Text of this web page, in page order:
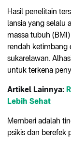
Hasil penelitain
lansia yang selalu
massa tubuh
rendah ketimbang
sukarelawan.
untuk terkena
Artikel Lainnya:
Lebih Sehat
Memberi adalah
psikis dan berefek